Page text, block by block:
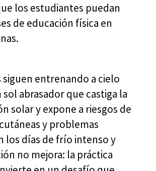
los estudiantes puedan
de educación física en
siguen entrenando a cielo
abrasador que castiga la
solar y expone a riesgos de
y problemas
los días de frío intenso y
no mejora: la práctica